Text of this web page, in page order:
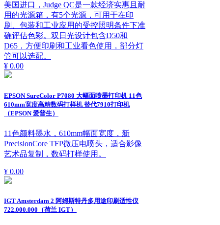
美国进口，Judge QC是一款经济实惠且耐
用的光源箱，有5个光源，可用于在印
刷、包装和工业应用的受控照明条件下准
确评估色彩。双日光设计包含D50和
D65，方便印刷和工业看色使用，部分灯
管可以选配。
¥ 0.00
EPSON SureColor P7080 大幅面喷墨打印机 11色
610mm宽度高精数码打样机 替代7910打印机
（EPSON 爱普生）
11色颜料墨水，610mm幅面宽度，新
PrecisionCore TFP微压电喷头，适合影像
艺术品复制，数码打样使用。
¥ 0.00
IGT Amsterdam 2 阿姆斯特丹多用途印刷适性仪
722.000.000（荷兰 IGT）